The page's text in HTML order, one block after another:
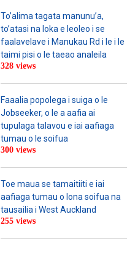
To’alima tagata manunu’a,
to’atasi na loka e leoleo i se
faalavelave i Manukau Rd i le i le
taimi pisi o le taeao analeila
328 views
Faaalia popolega i suiga o le
Jobseeker, o le a aafia ai
tupulaga talavou e iai aafiaga
tumau o le soifua
300 views
Toe maua se tamaitiiti e iai
aafiaga tumau o lona soifua na
tausailia i West Auckland
255 views